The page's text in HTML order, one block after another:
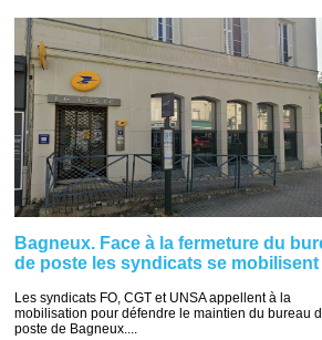
Bagneux. Face à la fermeture du
de poste les syndicats se mobilisent
Les syndicats FO, CGT et UNSA appellent à la
mobilisation pour défendre le maintien du bureau
poste de Bagneux....